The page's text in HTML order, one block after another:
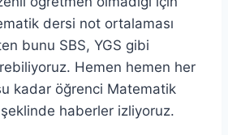
dersi not ortalaması
bunu SBS, YGS gibi
Hemen hemen her
kadar öğrenci Matematik
haberler izliyoruz.